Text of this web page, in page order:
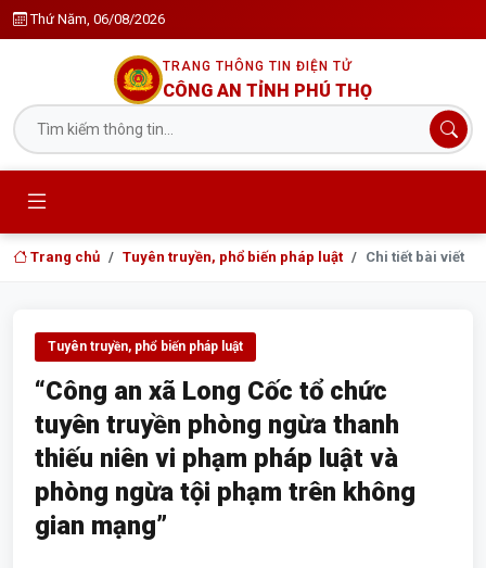
Thứ Năm, 06/08/2026
TRANG THÔNG TIN ĐIỆN TỬ
CÔNG AN TỈNH PHÚ THỌ
Trang chủ Tuyên truyền, phổ biến pháp luật Chi tiết bài viết
Tuyên truyền, phổ biến pháp luật
“Công an xã Long Cốc tổ chức
tuyên truyền phòng ngừa thanh
thiếu niên vi phạm pháp luật và
phòng ngừa tội phạm trên không
gian mạng”